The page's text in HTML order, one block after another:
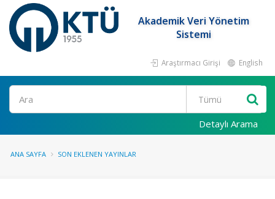
Akademik Veri Yönetim
Sistemi
Araştırmacı Girişi English
Ara
Detaylı Arama
ANA SAYFA SON EKLENEN YAYINLAR